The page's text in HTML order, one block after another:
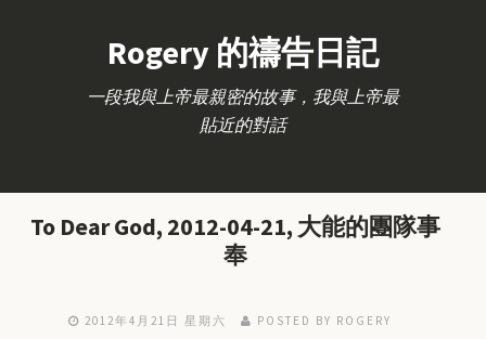
Rogery 的禱告日記
一段我與上帝最親密的故事，我與上帝最
貼近的對話
To Dear God, 2012-04-21, 大能的團隊事
奉
2012年4月21日 星期六 POSTED BY ROGERY